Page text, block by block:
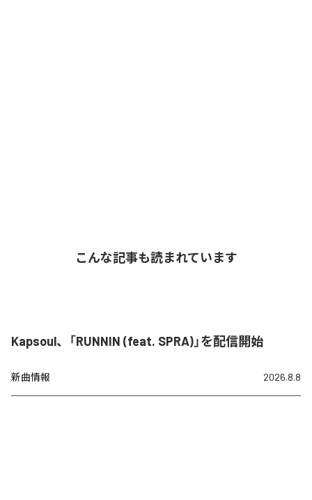
こんな記事も読まれています
Kapsoul、「RUNNIN (feat. SPRA)」を配信開始
新曲情報 2026.8.8